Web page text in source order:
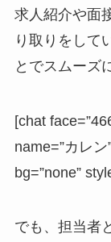
求人紹介や面
り取りをして
とでスムーズ
[chat
name=”カレン
bg=”none”
でも、担当者